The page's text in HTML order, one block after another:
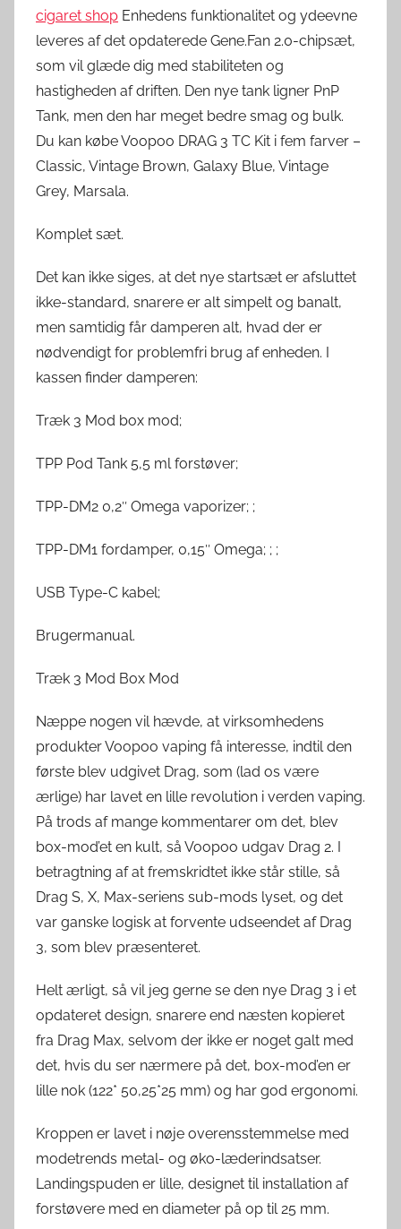
cigaret shop Enhedens funktionalitet og ydeevne
leveres af det opdaterede Gene.Fan 2.0-chipsæt,
som vil glæde dig med stabiliteten og
hastigheden af ​​driften. Den nye tank ligner PnP
Tank, men den har meget bedre smag og bulk.
Du kan købe Voopoo DRAG 3 TC Kit i fem farver –
Classic, Vintage Brown, Galaxy Blue, Vintage
Grey, Marsala.
Komplet sæt.
Det kan ikke siges, at det nye startsæt er afsluttet
ikke-standard, snarere er alt simpelt og banalt,
men samtidig får damperen alt, hvad der er
nødvendigt for problemfri brug af enheden. I
kassen finder damperen:
Træk 3 Mod box mod;
TPP Pod Tank 5,5 ml forstøver;
TPP-DM2 0,2″ Omega vaporizer; ;
TPP-DM1 fordamper, 0,15″ Omega; ; ;
USB Type-C kabel;
Brugermanual.
Træk 3 Mod Box Mod
Næppe nogen vil hævde, at virksomhedens
produkter Voopoo vaping få interesse, indtil den
første blev udgivet Drag, som (lad os være
ærlige) har lavet en lille revolution i verden vaping.
På trods af mange kommentarer om det, blev
box-mod’et en kult, så Voopoo udgav Drag 2. I
betragtning af at fremskridtet ikke står stille, så
Drag S, X, Max-seriens sub-mods lyset, og det
var ganske logisk at forvente udseendet af Drag
3, som blev præsenteret.
Helt ærligt, så vil jeg gerne se den nye Drag 3 i et
opdateret design, snarere end næsten kopieret
fra Drag Max, selvom der ikke er noget galt med
det, hvis du ser nærmere på det, box-mod’en er
lille nok (122* 50,25*25 mm) og har god ergonomi.
Kroppen er lavet i nøje overensstemmelse med
modetrends metal- og øko-læderindsatser.
Landingspuden er lille, designet til installation af
forstøvere med en diameter på op til 25 mm.